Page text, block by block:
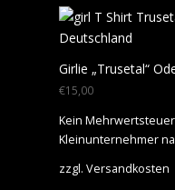
Girlie „Trusetal“
€15,00
Kein
Kleinunternehmer
zzgl. Versandkosten